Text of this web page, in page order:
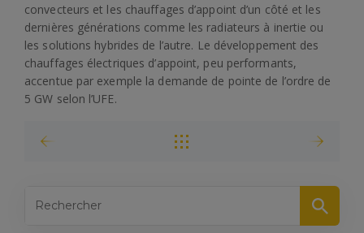
convecteurs et les chauffages d’appoint d’un côté et les
dernières générations comme les radiateurs à inertie ou
les solutions hybrides de l’autre. Le développement des
chauffages électriques d’appoint, peu performants,
accentue par exemple la demande de pointe de l’ordre de
5 GW selon l’UFE.